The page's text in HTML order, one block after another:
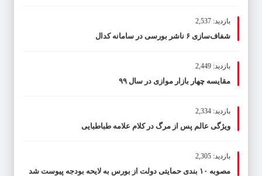
بازدید: 2,537
شفاف‌سازی ۶ ناشر بورسی در سامانه کدال
بازدید: 2,449
مقایسه چهار بازار موازی در سال ۹۹
بازدید: 2,334
ویژگی عالم پس از مرگ در کلام علامه طباطبایی
بازدید: 2,305
مصوبه ۱۰ بندی حمایتی دولت از بورس به لایحه بودجه پیوست شد